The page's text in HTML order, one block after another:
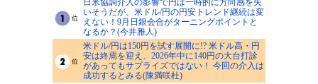
日米協調介入の影響で円は一時的に方向感を失
いそうだが、米ドル/円の円安トレンド継続は変
えない！9月日銀会合がターニングポイントと
なるか？(今井雅人)
米ドル/円は150円を試す展開に!? 米ドル高・円
安は終焉を迎え、2026年中に140円の大台打診
があってもサプライズではない！ 今回の介入は
成功するとみる(陳満咲杜)